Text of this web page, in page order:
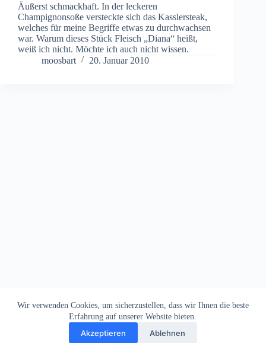
Wir verwenden Cookies, um sicherzustellen, dass wir Ihnen die beste
Erfahrung auf unserer Website bieten.
Akzeptieren Ablehnen
Äußerst schmackhaft. In der leckeren
Champignonsoße versteckte sich das Kasslersteak,
welches für meine Begriffe etwas zu durchwachsen
war. Warum dieses Stück Fleisch „Diana“ heißt,
weiß ich nicht. Möchte ich auch nicht wissen.
moosbart
20. Januar 2010
Impressum
Datenschutz